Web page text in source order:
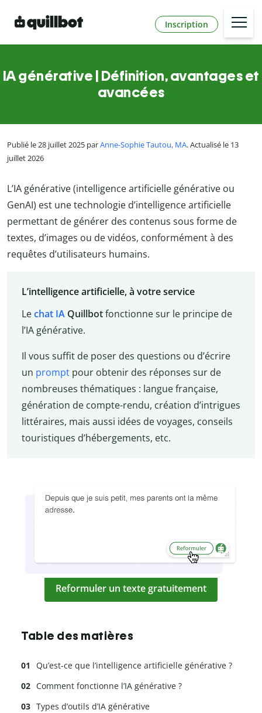
Inscription
IA générative | Définition, avantages et
avancées
Publié le 28 juillet 2025 parAnne-Sophie Tautou, MA. Actualisé le 13
juillet 2026
L’IA générative (intelligence artificielle générative ou
GenAI) est une technologie d’intelligence artificielle
permettant de générer des contenus sous forme de
textes, d’images ou de vidéos, conformément à des
requêtes d’utilisateurs humains.
L’intelligence artificielle, à votre service
Lechat IA Quillbotfonctionne sur le principe de
l’IA générative.
Il vous suffit de poser des questions ou d’écrire
un promptpour obtenir des réponses sur de
nombreuses thématiques : langue française,
génération de compte-rendu, création d’intrigues
littéraires, mais aussi idées de voyages, conseils
touristiques d’hébergements, etc.
Reformuler un texte gratuitement
Table des matières
Qu’est-ce que l’intelligence artificielle générative ?
Comment fonctionne l’IA générative ?
Types d’outils d’IA générative